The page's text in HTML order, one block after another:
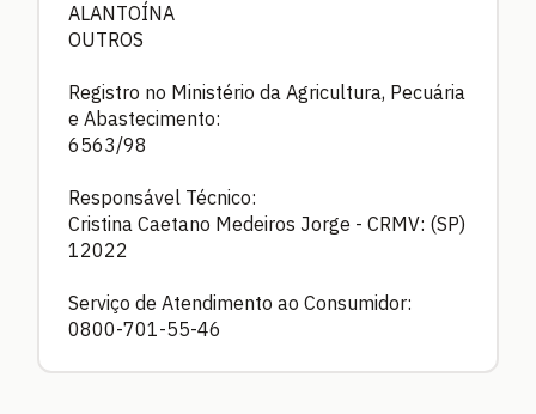
ALANTOÍNA
OUTROS
Registro no Ministério da Agricultura, Pecuária
e Abastecimento:
6563/98
Responsável Técnico:
Cristina Caetano Medeiros Jorge - CRMV: (SP)
12022
Serviço de Atendimento ao Consumidor:
0800-701-55-46